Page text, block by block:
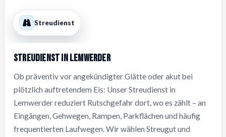
Streudienst
Streudienst in Lemwerder
Ob präventiv vor angekündigter Glätte oder akut bei
plötzlich auftretendem Eis: Unser Streudienst in
Lemwerder reduziert Rutschgefahr dort, wo es zählt – an
Eingängen, Gehwegen, Rampen, Parkflächen und häufig
frequentierten Laufwegen. Wir wählen Streugut und